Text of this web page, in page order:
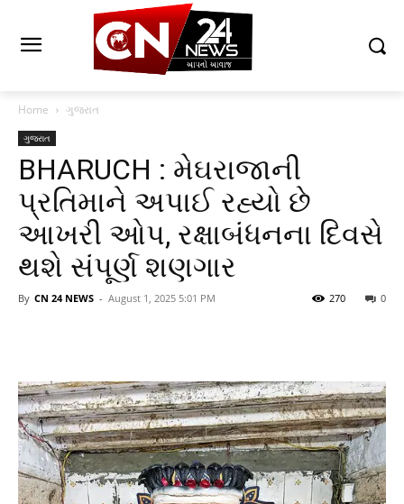
Home ગુજરાત
ગુજરાત
BHARUCH : મેઘરાજાની
પ્રતિમાને અપાઈ રહ્યો છે
આખરી ઓપ, રક્ષાબંધનના દિવસે
થશે સંપૂર્ણ શણગાર
By CN 24 NEWS - August 1, 2025 5:01 PM 0
270